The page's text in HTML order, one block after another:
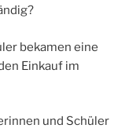
bekamen eine
Einkauf im
und Schüler